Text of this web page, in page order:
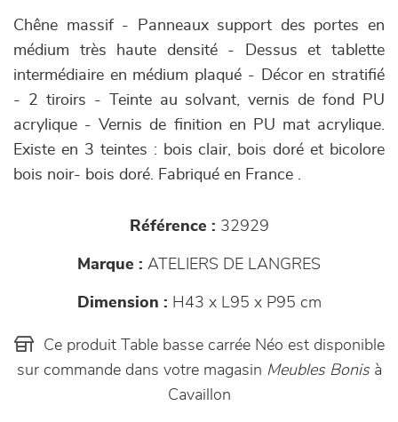
Chêne massif - Panneaux support des portes en
médium très haute densité - Dessus et tablette
intermédiaire en médium plaqué - Décor en stratifié
- 2 tiroirs - Teinte au solvant, vernis de fond PU
acrylique - Vernis de finition en PU mat acrylique.
Existe en 3 teintes : bois clair, bois doré et bicolore
bois noir- bois doré. Fabriqué en France .
Référence : 32929
Marque : ATELIERS DE LANGRES
Dimension : H43 x L95 x P95 cm
Ce produit Table basse carrée Néo est disponible
sur commande dans votre magasin Meubles Bonisà
Cavaillon